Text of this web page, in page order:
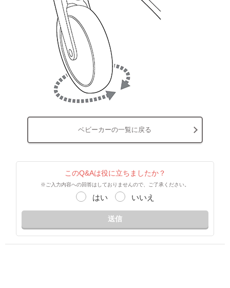
ベビーカーの一覧に戻る
このQ&Aは役に立ちましたか？
※ご入力内容への回答はしておりませんので、ご了承ください。
はい いいえ
送信